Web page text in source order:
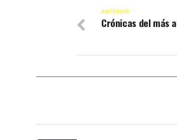
ANTERIOR
Crónicas del más